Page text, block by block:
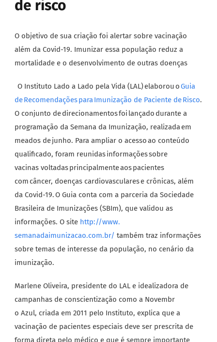
de risco
O objetivo de sua criação foi alertar sobre vacinação
além da Covid-19. Imunizar essa população reduz a
mortalidade e o desenvolvimento de outras doenças
O Instituto Lado a Lado pela Vida (LAL) elaborou oGuia
de Recomendações paraImunização de Paciente de Risco.
O conjunto de direcionamentosfoi lançado durante a
programação da Semana da Imunização, realizada em
meados de junho. Para ampliar o acesso ao conteúdo
qualificado, foram reunidas informações sobre
vacinas voltadasprincipalmente aos pacientes
com câncer, doenças cardiovasculares e crônicas, além
da Covid-19. O Guia conta com a parceria da Sociedade
Brasileira de Imunizações (SBIm), que validou as
informações. O site http://www.
semanadaimunizacao.com.br/ também traz informações
sobre temas de interesse da população, no cenário da
imunização.
Marlene Oliveira, presidente do LAL e idealizadora de
campanhas de conscientização como a Novembr
o Azul, criada em 2011 pelo Instituto, explica que a
vacinação de pacientes especiais deve ser prescrita de
forma direta pelo médico e que é sempre importante